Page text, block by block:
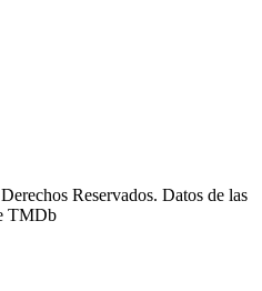
Reservados. Datos de las
TMDb